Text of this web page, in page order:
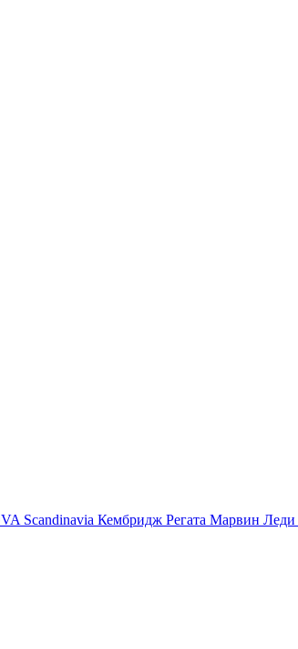
Scandinavia Кембридж Регата Марвин Леди